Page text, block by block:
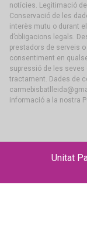
notícies. Legitimació
Conservació de les
interès mutu o durant
d’obligacions legals.
prestadors de serveis o
consentiment en
supressió de les
tractament. Dades de
informació a la nostra
Unitat